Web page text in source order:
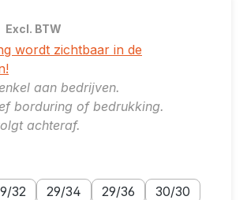
Excl. BTW
wordt zichtbaar in de
aan bedrijven.
borduring of bedrukking.
achteraf.
30
32 29/32
29/34
Maatoptie: 29/34
29/36
Maatoptie: 29/36
30/30
Maatoptie: 30/30